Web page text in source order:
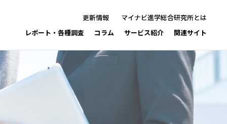
更新情報
マイナビ進学総合研究所とは
レポート・各種調査
コラム サービス紹介 関連サイト